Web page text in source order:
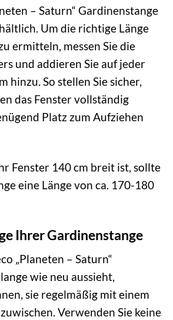
– Saturn“ Gardinenstange
Um die richtige Länge
ermitteln, messen Sie die
und addieren Sie auf jeder
hinzu. So stellen Sie sicher,
das Fenster vollständig
Platz zum Aufziehen
Fenster 140 cm breit ist, sollte
eine Länge von ca. 170-180
Ihrer Gardinenstange
„Planeten – Saturn“
wie neu aussieht,
sie regelmäßig mit einem
Verwenden Sie keine